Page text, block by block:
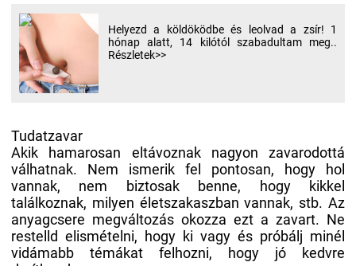
Helyezd a köldöködbe és leolvad a zsír! 1
hónap alatt, 14 kilótól szabadultam meg..
Részletek>>
Tudatzavar
Akik hamarosan eltávoznak nagyon zavarodottá
válhatnak. Nem ismerik fel pontosan, hogy hol
vannak, nem biztosak benne, hogy kikkel
találkoznak, milyen életszakaszban vannak, stb. Az
anyagcsere megváltozás okozza ezt a zavart. Ne
restelld elismételni, hogy ki vagy és próbálj minél
vidámabb témákat felhozni, hogy jó kedvre